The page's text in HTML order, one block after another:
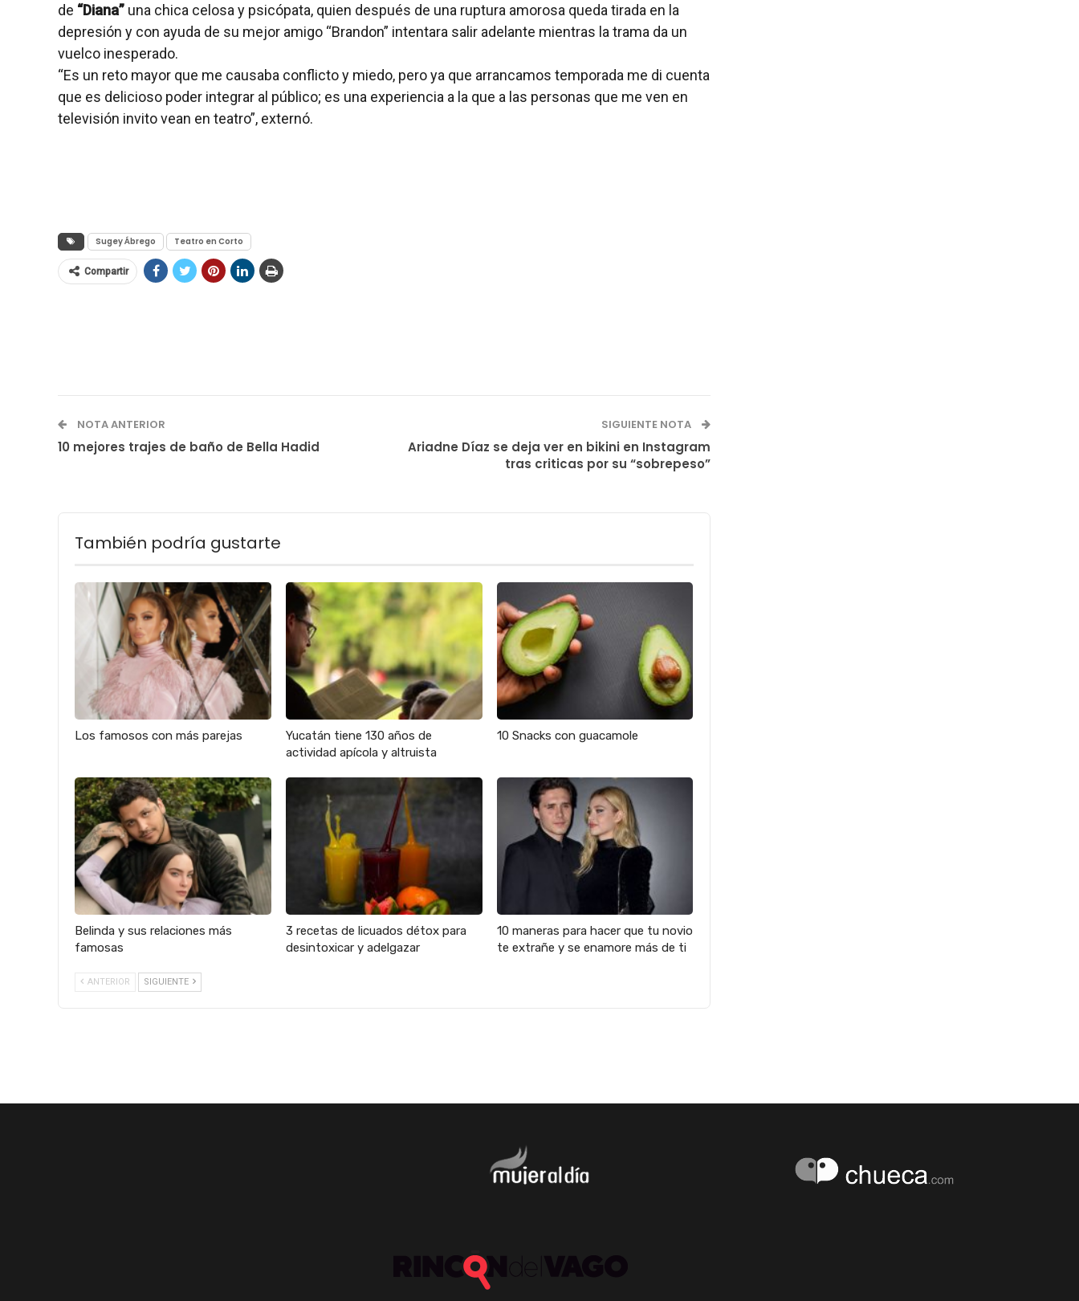
de “Diana” una chica celosa y psicópata, quien después de una ruptura amorosa queda tirada en la
depresión y con ayuda de su mejor amigo “Brandon” intentara salir adelante mientras la trama da un
vuelco inesperado.
“Es un reto mayor que me causaba conflicto y miedo, pero ya que arrancamos temporada me di cuenta
que es delicioso poder integrar al público; es una experiencia a la que a las personas que me ven en
televisión invito vean en teatro”, externó.
Sugey Ábrego Teatro en Corto
Compartir
NOTA ANTERIOR
10 mejores trajes de baño de Bella Hadid
SIGUIENTE NOTA
Ariadne Díaz se deja ver en bikini en Instagram
tras criticas por su “sobrepeso”
También podría gustarte
Los famosos con más parejas
Yucatán tiene 130 años de
actividad apícola y altruista
10 Snacks con guacamole
Belinda y sus relaciones más
famosas
3 recetas de licuados détox para
desintoxicar y adelgazar
10 maneras para hacer que tu novio
te extrañe y se enamore más de ti
ANTERIOR SIGUIENTE